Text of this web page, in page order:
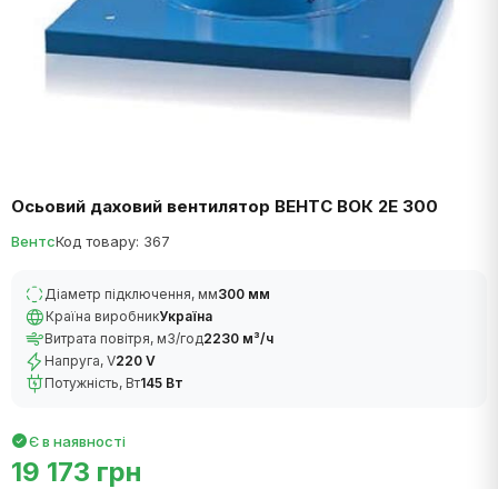
Осьовий даховий вентилятор ВЕНТС ВОК 2Е 300
ВентсКод товару: 367
Діаметр підключення, мм300 мм
Країна виробникУкраїна
Витрата повітря, м3/год2230 м³/ч
Напруга, V220 V
Потужність, Вт145 Вт
Є в наявності
19 173 грн